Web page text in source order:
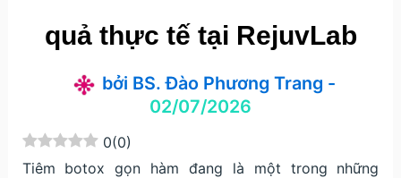
quả thực tế tại RejuvLab
bởi BS. Đào Phương Trang -
02/07/2026
0(0)
Tiêm botox gọn hàm đang là một trong những